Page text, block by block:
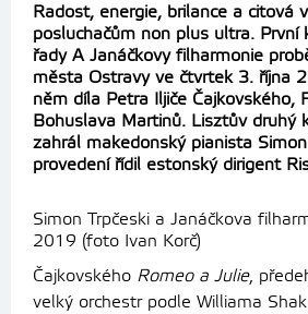
Radost, energie, brilance a citová
posluchačům non plus ultra. První
řady A Janáčkovy filharmonie
města Ostravy ve čtvrtek 3. října
něm díla Petra Iljiče Čajkovského,
Bohuslava Martinů. Lisztův druhý
zahrál makedonský pianista
provedení řídil estonský dirigent
Simon Trpčeski a Janáčkova
2019 (foto Ivan Korč)
Čajkovského Romeo a Julie,
velký orchestr podle Williama